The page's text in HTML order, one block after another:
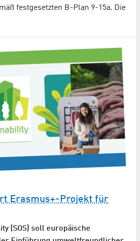
festgesetzten B-Plan 9-15a. Die
Erasmus+-Projekt für
(SOS) soll europäische